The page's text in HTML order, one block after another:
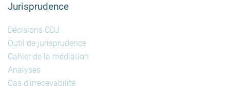
Jurisprudence
Décisions CDJ
Outil de jurisprudence
Cahier de la médiation
Analyses
Cas d'irrecevabilité